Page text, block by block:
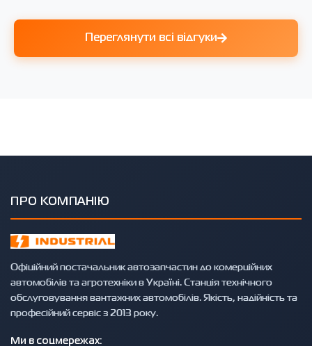
Переглянути всі відгуки
ПРО КОМПАНІЮ
Офіційний постачальник автозапчастин до комерційних
автомобілів та агротехніки в Україні. Станція технічного
обслуговування вантажних автомобілів. Якість, надійність та
професійний сервіс з 2013 року.
Ми в соцмережах: